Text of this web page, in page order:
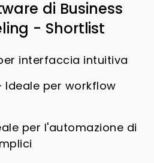
di Business
- Shortlist
interfaccia intuitiva
Ideale per workflow
per l'automazione di